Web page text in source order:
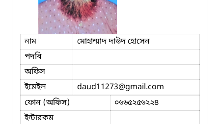
নাম
মোহাম্মাদ দাউদ হোসেন
পদবি
অফিস
ইমেইল
daud11273@gmail.com
ফোন (অফিস)
০৬৬৫২৫৬২২৪
ইন্টারকম